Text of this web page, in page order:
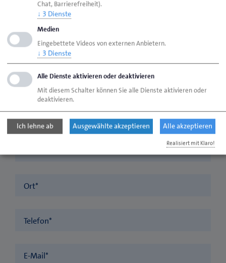
Betrieb
Betriebsnummer
Straße*
Hausnr.*
Ort*
Telefon*
E-Mail*
Chat, Barrierefreiheit).
↓ 3 Dienste
Medien
Eingebettete Videos von externen Anbietern.
↓ 3 Dienste
Alle Dienste aktivieren oder deaktivieren
Mit diesem Schalter können Sie alle Dienste aktivieren oder
deaktivieren.
Ich lehne ab Ausgewählte akzeptieren Alle akzeptieren
Realisiert mit Klaro!